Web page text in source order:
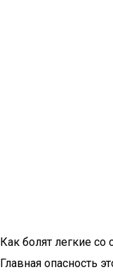
Как болят легкие
Главная опасность